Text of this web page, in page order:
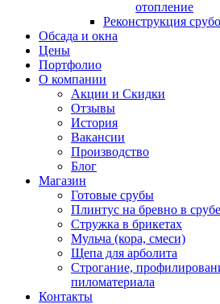
отопление
Реконструкция
Обсада и окна
Цены
Портфолио
О компании
Акции и Скидки
Отзывы
История
Вакансии
Производство
Блог
Магазин
Готовые срубы
Плинтус на бревно в срубе
Стружка в брикетах
Мульча (кора, смеси)
Щепа для арболита
Строгание,
пиломатериала
Контакты